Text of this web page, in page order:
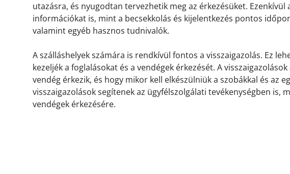
utazásra, és nyugodtan tervezhetik meg az érkezésüket.
információkat is, mint a becsekkolás és kijelentkezés pontos
valamint egyéb hasznos tudnivalók.
A szálláshelyek számára is rendkívül fontos a visszaigazolás. Ez
kezeljék a foglalásokat és a vendégek érkezését. A
vendég érkezik, és hogy mikor kell elkészülniük a szobákkal és az
visszaigazolások segítenek az ügyfélszolgálati tevékenységben is,
vendégek érkezésére.